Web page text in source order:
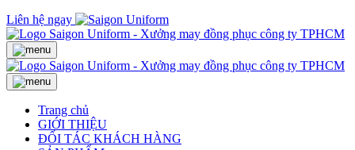
Liên hệ ngay
Trang chủ
GIỚI THIỆU
ĐỐI TÁC KHÁCH HÀNG